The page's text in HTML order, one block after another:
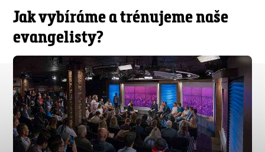
Jak vybíráme a trénujeme naše
evangelisty?